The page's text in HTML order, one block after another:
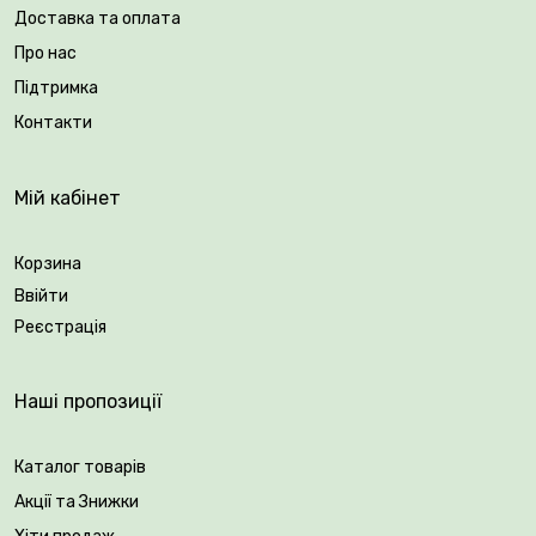
тривале, пишне, повторне.
🌻 У Плантації рослин Vovk ви можете обрати
найновіші, найвитриваліші та найароматніші
саджанці, які точно стануть прикрасою вашого саду!
Доставка та оплата
Про нас
Підтримка
Контакти
Мій кабінет
Корзина
Ввійти
Реєстрація
Наші пропозиції
Каталог товарів
Акції та Знижки